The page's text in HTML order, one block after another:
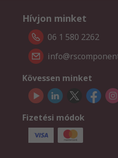
Hívjon minket
06 1 580 2262
Kövessen minket
Fizetési módok